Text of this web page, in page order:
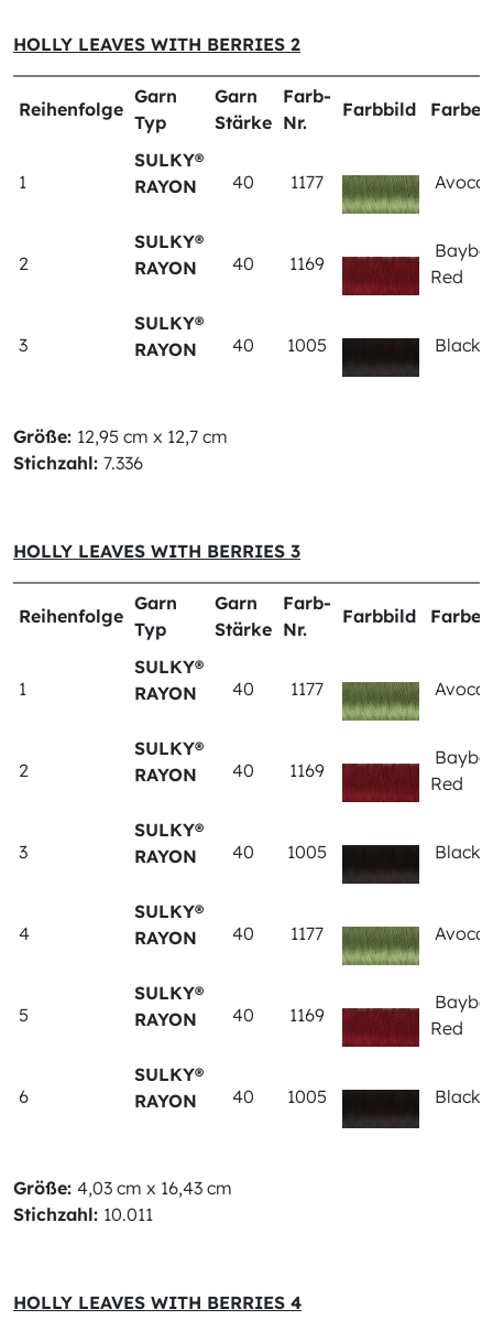
HOLLY LEAVES WITH BERRIES 2
Reihenfolge
Garn
Typ
Garn
Stärke
Farb-
Nr.
Farbbild Farbe
1
SULKY®
RAYON
40 1177
2
SULKY®
RAYON
40 1169
Red
3
SULKY®
RAYON
40 1005 Black
Größe: 12,95 cm x 12,7 cm
Stichzahl: 7.336
HOLLY LEAVES WITH BERRIES 3
Reihenfolge
Garn
Typ
Garn
Stärke
Farb-
Nr.
Farbbild Farbe
1
SULKY®
RAYON
40 1177
2
SULKY®
RAYON
40 1169
Red
3
SULKY®
RAYON
40 1005 Black
4
SULKY®
RAYON
40 1177
5
SULKY®
RAYON
40 1169
Red
6
SULKY®
RAYON
40 1005 Black
Größe: 4,03 cm x 16,43 cm
Stichzahl: 10.011
HOLLY LEAVES WITH BERRIES 4